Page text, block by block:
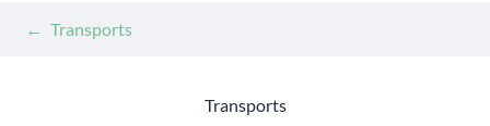
Transports
Transports